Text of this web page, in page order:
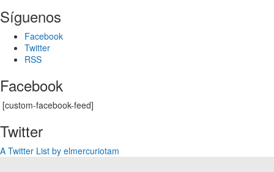
Síguenos
Facebook
Twitter
RSS
Facebook
[custom-facebook-feed]
Twitter
A Twitter List by elmercuriotam